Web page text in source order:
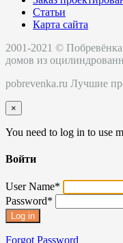
Статьи
Карта сайта
2001-2021 ©
домов из
pobrevenka.ru Лучшие
×
You need to log in to use
Войти
User Name*
Password*
Forgot Password